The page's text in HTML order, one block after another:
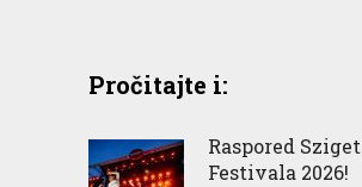
Pročitajte i:
Raspored Sziget
Festivala 2026!